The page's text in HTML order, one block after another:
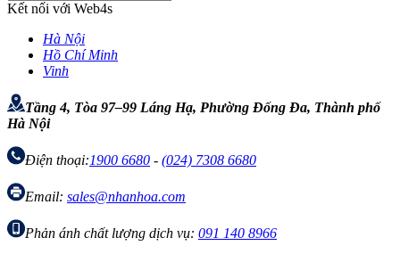
Kết nối với Web4s
Hà Nội
Hồ Chí Minh
Vinh
Tầng 4, Tòa 97–99 Láng Hạ, Phường Đống Đa, Thành phố
Hà Nội
Điện thoại:1900 6680 - (024) 7308 6680
Email: sales@nhanhoa.com
Phản ánh chất lượng dịch vụ: 091 140 8966